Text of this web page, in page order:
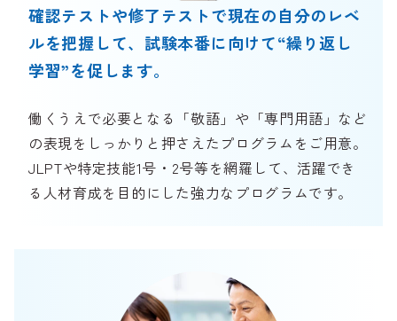
確認テストや修了テストで現在の自分のレベ
ルを把握して、 試験本番に向けて“繰り返し
学習”を促します。
働くうえで必要となる「敬語」や「専門用語」など
の表現をしっかりと押さえたプログラムをご用意。
JLPTや特定技能1号・2号等を網羅して、活躍でき
る人材育成を目的にした強力なプログラムです。